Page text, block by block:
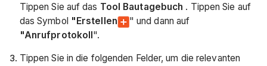
Tippen Sie auf das Tool Bautagebuch . Tippen Sie auf
das Symbol "Erstellen
" und dann auf
"Anrufprotokoll".
Tippen Sie in die folgenden Felder, um die relevanten